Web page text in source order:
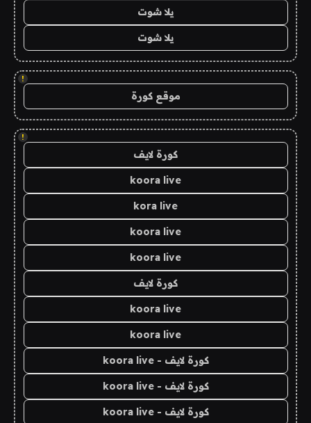
يلا شوت
يلا شوت
!
موقع كورة
!
كورة لايف
koora live
kora live
koora live
koora live
كورة لايف
koora live
koora live
كورة لايف - koora live
كورة لايف - koora live
كورة لايف - koora live